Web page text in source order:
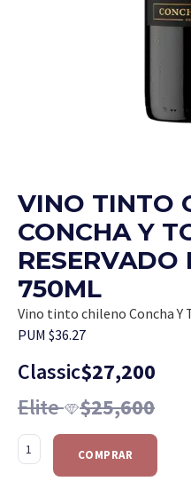
VINO TINTO
CONCHA Y
RESERVADO
750ML
Vino tinto chileno Concha Y
PUM $36.27
Classic$27,200
Elite $25,600
COMPRAR